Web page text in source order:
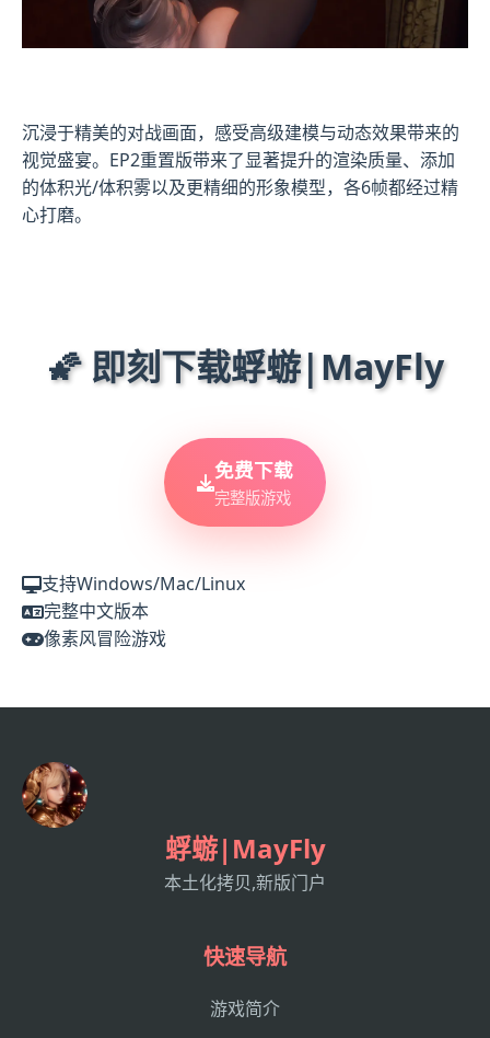
沉浸于精美的对战画面，感受高级建模与动态效果带来的
视觉盛宴。EP2重置版带来了显著提升的渲染质量、添加
的体积光/体积雾以及更精细的形象模型，各6帧都经过精
心打磨。
🌠 即刻下载蜉蝣|MayFly
免费下载
完整版游戏
支持Windows/Mac/Linux
完整中文版本
像素风冒险游戏
蜉蝣|MayFly
本土化拷贝,新版门户
快速导航
游戏简介